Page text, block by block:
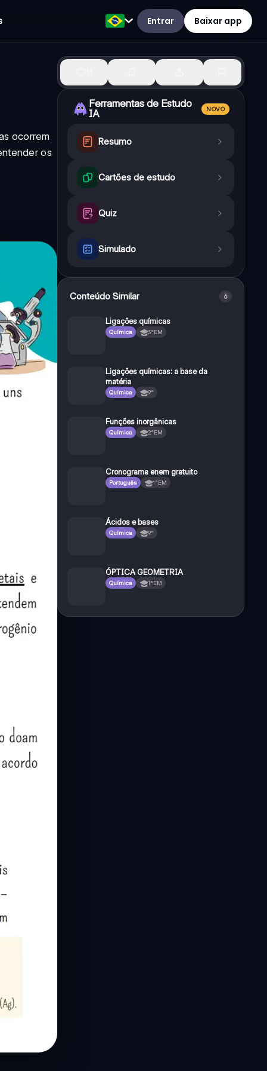
Entrar Baixar app
ocorrem
os
Ferramentas de Estudo
IA
NOVO
Resumo
Cartões de estudo
Quiz
Simulado
Conteúdo Similar 6
Ligações químicas
Química 3°EM
Ligações químicas: a base da
matéria
Química 9°
Funções inorgânicas
Química 2°EM
Cronograma enem gratuito
Português 1°EM
Ácidos e bases
Química 9°
ÓPTICA GEOMETRIA
Química 1°EM